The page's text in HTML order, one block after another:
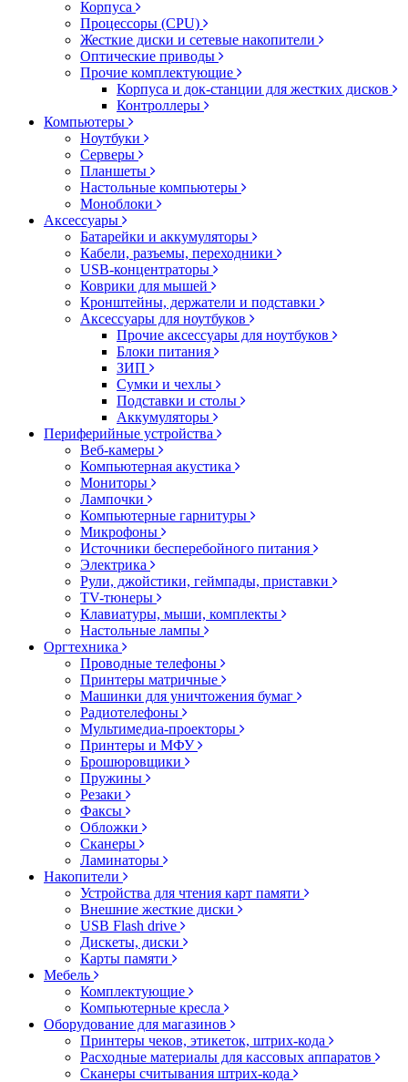
Корпуса
Процессоры (CPU)
Жесткие диски и сетевые накопители
Оптические приводы
Прочие комплектующие
Корпуса и док-станции для жестких дисков
Контроллеры
Компьютеры
Ноутбуки
Серверы
Планшеты
Настольные компьютеры
Моноблоки
Аксессуары
Батарейки и аккумуляторы
Кабели, разъемы, переходники
USB-концентраторы
Коврики для мышей
Кронштейны, держатели и подставки
Аксессуары для ноутбуков
Прочие аксессуары для ноутбуков
Блоки питания
ЗИП
Сумки и чехлы
Подставки и столы
Аккумуляторы
Периферийные устройства
Веб-камеры
Компьютерная акустика
Мониторы
Лампочки
Компьютерные гарнитуры
Микрофоны
Источники бесперебойного питания
Электрика
Рули, джойстики, геймпады, приставки
TV-тюнеры
Клавиатуры, мыши, комплекты
Настольные лампы
Оргтехника
Проводные телефоны
Принтеры матричные
Машинки для уничтожения бумаг
Радиотелефоны
Мультимедиа-проекторы
Принтеры и МФУ
Брошюровщики
Пружины
Резаки
Факсы
Обложки
Сканеры
Ламинаторы
Накопители
Устройства для чтения карт памяти
Внешние жесткие диски
USB Flash drive
Дискеты, диски
Карты памяти
Мебель
Комплектующие
Компьютерные кресла
Оборудование для магазинов
Принтеры чеков, этикеток, штрих-кода
Расходные материалы для кассовых аппаратов
Сканеры считывания штрих-кода